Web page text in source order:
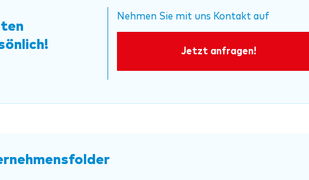
Nehmen Sie mit uns Kontakt auf
Jetzt anfragen!